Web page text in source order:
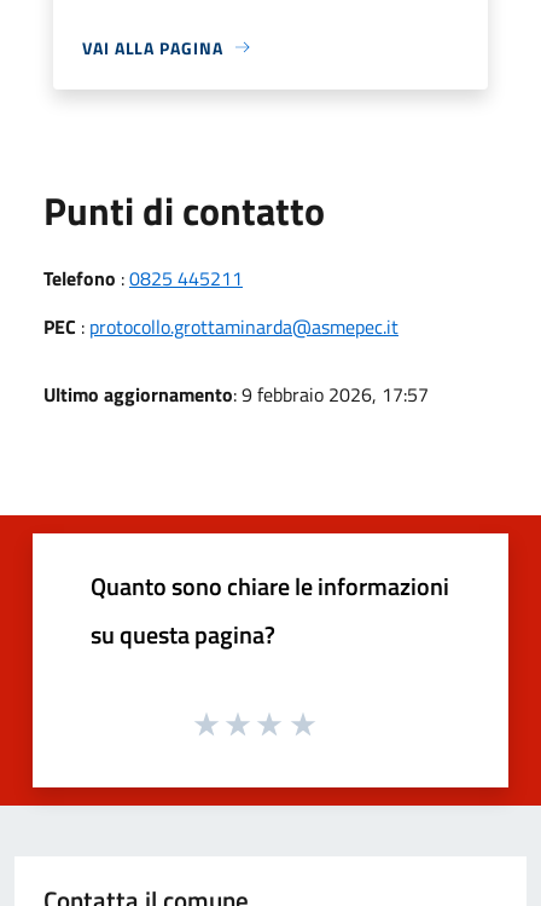
VAI ALLA PAGINA
Punti di contatto
Telefono :0825 445211
PEC : protocollo.grottaminarda@asmepec.it
Ultimo aggiornamento: 9 febbraio 2026, 17:57
Quanto sono chiare le informazioni
su questa pagina?